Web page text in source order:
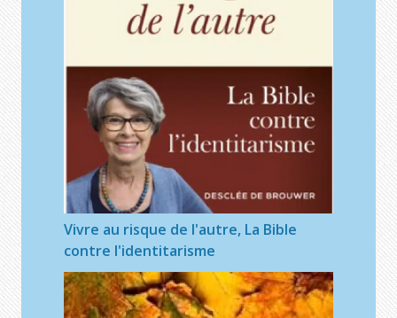
Vivre au risque de l'autre, La Bible
contre l'identitarisme